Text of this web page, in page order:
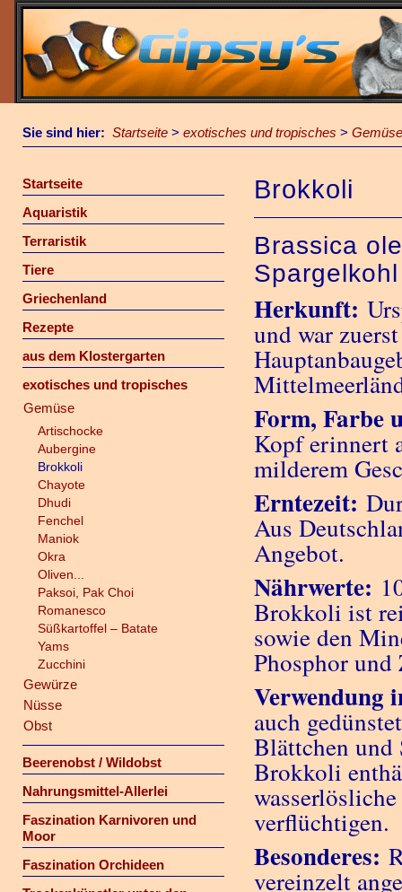
Sie sind hier: Startseite > exotisches und tropisches > Gemüse
Startseite
Aquaristik
Terraristik
Tiere
Griechenland
Rezepte
aus dem Klostergarten
exotisches und tropisches
Gemüse
Artischocke
Aubergine
Brokkoli
Chayote
Dhudi
Fenchel
Maniok
Okra
Oliven...
Paksoi, Pak Choi
Romanesco
Süßkartoffel – Batate
Yams
Zucchini
Gewürze
Nüsse
Obst
Beerenobst / Wildobst
Nahrungsmittel-Allerlei
Faszination Karnivoren und
Moor
Faszination Orchideen
Brokkoli
Brassica
Spargelkohl
Herkunft:
und war
Form, Farbe
Kopf erinnert
milderem
Erntezeit:
Aus
Angebot.
Nährwerte:
Brokkoli ist
sowie den
Phosphor
Verwendung
auch
Blättchen und
Brokkoli
verflüchtigen.
Besonderes:
vereinzelt